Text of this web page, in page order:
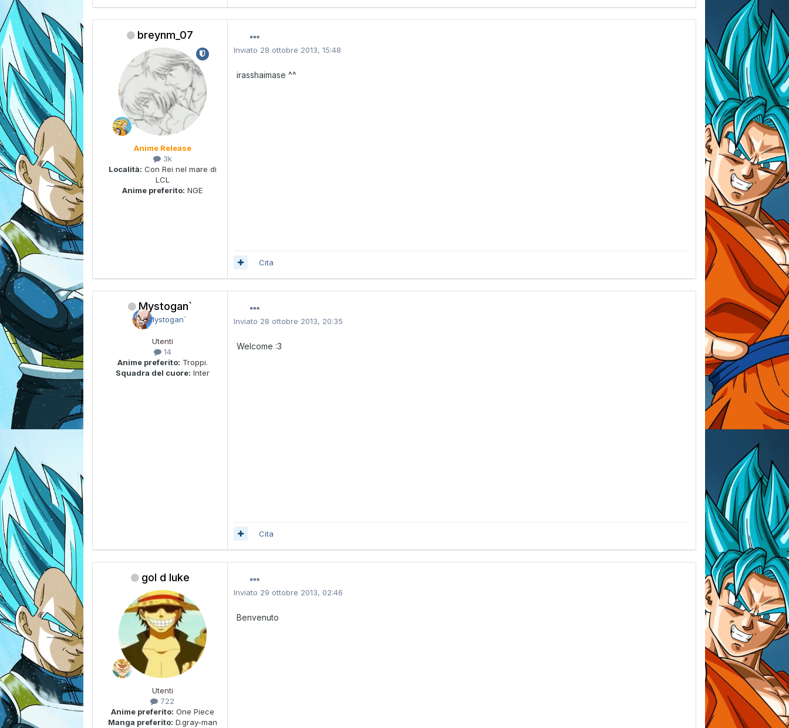
breynm_07
Anime Release
3k
Località: Con Rei nel mare di
LCL
Anime preferito: NGE
Inviato 28 ottobre 2013, 15:48
irasshaimase ^^
Cita
Mystogan`
Utenti
14
Anime preferito: Troppi.
Squadra del cuore: Inter
Inviato 28 ottobre 2013, 20:35
Welcome :3
Cita
gol d luke
Utenti
722
Anime preferito: One Piece
Manga preferito: D.gray-man
Inviato 29 ottobre 2013, 02:46
Benvenuto